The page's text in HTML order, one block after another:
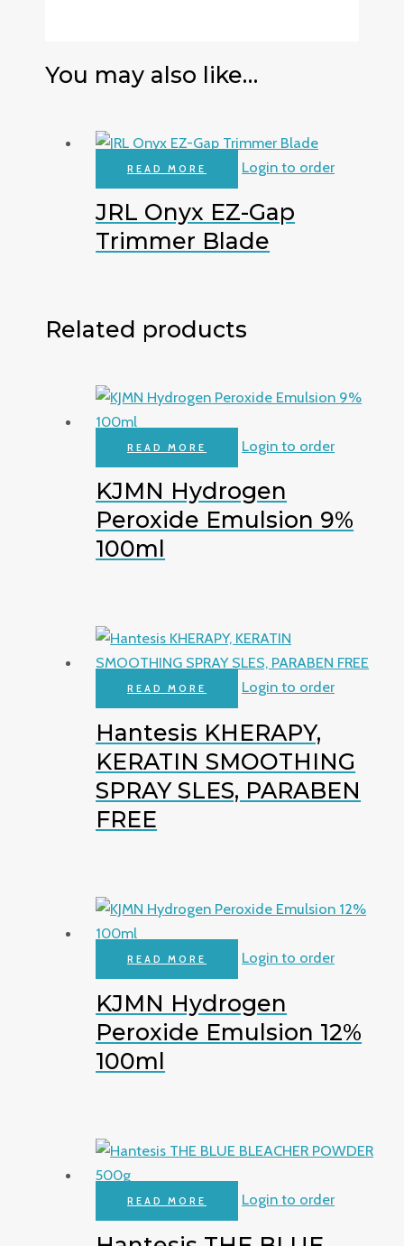
You may also like…
READ MORE Login to order
JRL Onyx EZ-Gap
Trimmer Blade
Related products
READ MORE Login to order
KJMN Hydrogen
Peroxide Emulsion 9%
100ml
READ MORE Login to order
Hantesis KHERAPY,
KERATIN SMOOTHING
SPRAY SLES, PARABEN
FREE
READ MORE Login to order
KJMN Hydrogen
Peroxide Emulsion 12%
100ml
READ MORE Login to order